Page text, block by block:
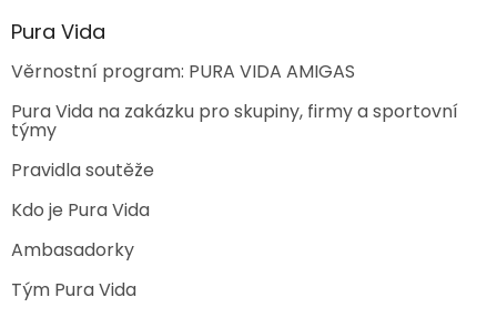
Pura Vida
Věrnostní program: PURA VIDA AMIGAS
Pura Vida na zakázku pro skupiny, firmy a sportovní
týmy
Pravidla soutěže
Kdo je Pura Vida
Ambasadorky
Tým Pura Vida